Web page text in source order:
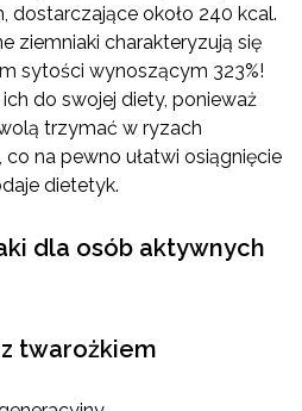
około 240 kcal.
ziemniaki charakteryzują się
sytości wynoszącym 323%!
do swojej diety, ponieważ
trzymać w ryzach
na pewno ułatwi osiągnięcie
dietetyk.
dla osób aktywnych
twarożkiem